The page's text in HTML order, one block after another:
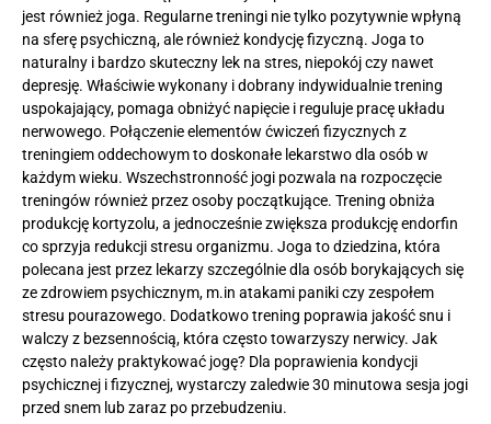
jest również joga. Regularne treningi nie tylko pozytywnie wpłyną
na sferę psychiczną, ale również kondycję fizyczną. Joga to
naturalny i bardzo skuteczny lek na stres, niepokój czy nawet
depresję. Właściwie wykonany i dobrany indywidualnie trening
uspokajający, pomaga obniżyć napięcie i reguluje pracę układu
nerwowego. Połączenie elementów ćwiczeń fizycznych z
treningiem oddechowym to doskonałe lekarstwo dla osób w
każdym wieku. Wszechstronność jogi pozwala na rozpoczęcie
treningów również przez osoby początkujące. Trening obniża
produkcję kortyzolu, a jednocześnie zwiększa produkcję endorfin
co sprzyja redukcji stresu organizmu. Joga to dziedzina, która
polecana jest przez lekarzy szczególnie dla osób borykających się
ze zdrowiem psychicznym, m.in atakami paniki czy zespołem
stresu pourazowego. Dodatkowo trening poprawia jakość snu i
walczy z bezsennością, która często towarzyszy nerwicy. Jak
często należy praktykować jogę? Dla poprawienia kondycji
psychicznej i fizycznej, wystarczy zaledwie 30 minutowa sesja jogi
przed snem lub zaraz po przebudzeniu.